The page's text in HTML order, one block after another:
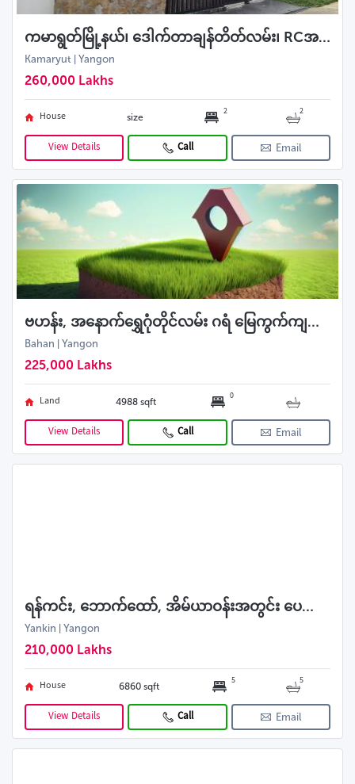
ကမာရွတ်မြို့နယ်၊ ဒေါက်တာချန်တိတ်လမ်း၊ RCအရောင်း။
Kamaryut | Yangon
260,000 Lakhs
House size 2 2
View Details Call Email
ဗဟန်း, အနောက်ရွှေဂုံတိုင်လမ်း ဂရံ မြေကွက်ကျယ် ရောင်းမည်
Bahan | Yangon
225,000 Lakhs
Land 4988 sqft 0
View Details Call Email
ရန်ကင်း, ဘောက်ထော်, အိမ်ယာဝန်းအတွင်း ပေကျယ် ပြင်ဆင်ပြီး လုံးချင်းရောင်းမည်
Yankin | Yangon
210,000 Lakhs
House 6860 sqft 5 5
View Details Call Email